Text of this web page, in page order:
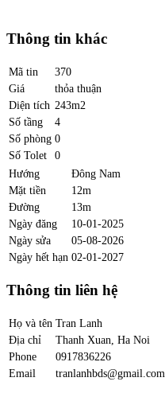
Thông tin khác
Mã tin
370
Giá
thỏa thuận
Diện tích 243m2
Số tầng
4
Số phòng 0
Số Tolet
0
Hướng
Đông Nam
Mặt tiền
12m
Đường
13m
Ngày đăng
10-01-2025
Ngày sửa
05-08-2026
Ngày hết hạn 02-01-2027
Thông tin liên hệ
Họ và tên Tran Lanh
Địa chỉ
Thanh Xuan, Ha Noi
Phone
0917836226
Email
tranlanhbds@gmail.com